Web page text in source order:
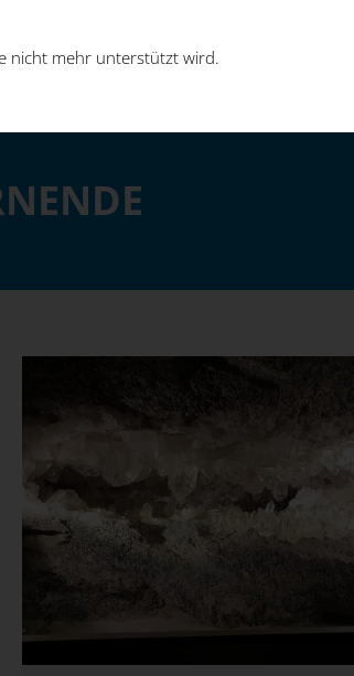
nicht mehr unterstützt wird.